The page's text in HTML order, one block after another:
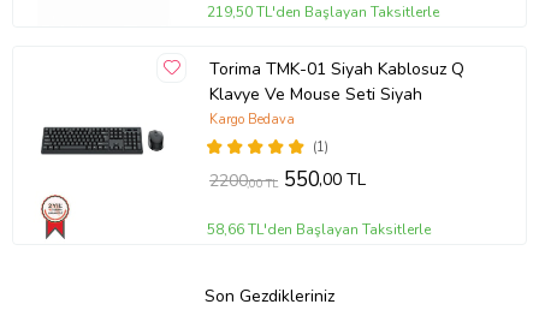
219,50 TL'den Başlayan Taksitlerle
Torima TMK-01 Siyah Kablosuz Q
Klavye Ve Mouse Seti Siyah
(1)
Kargo Bedava
2200,00 TL 550,00 TL
58,66 TL'den Başlayan Taksitlerle
Son Gezdikleriniz